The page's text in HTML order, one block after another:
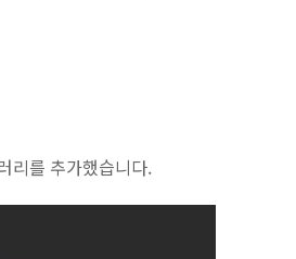
리를 추가했습니다.